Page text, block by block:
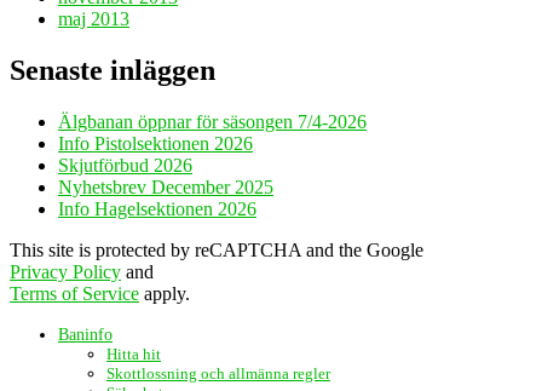
maj 2013
Senaste inläggen
Älgbanan öppnar för säsongen 7/4-2026
Info Pistolsektionen 2026
Skjutförbud 2026
Nyhetsbrev December 2025
Info Hagelsektionen 2026
This site is protected by reCAPTCHA and the Google
Privacy Policy and
Terms of Service apply.
Baninfo
Hitta hit
Skottlossning och allmänna regler